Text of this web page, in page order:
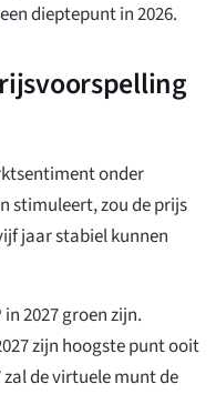
dieptepuntin 2026.
onder
stimuleert, zou de prijs
jaar stabiel kunnen
2027 groen zijn.
zijn hoogste punt ooit
de virtuele munt de